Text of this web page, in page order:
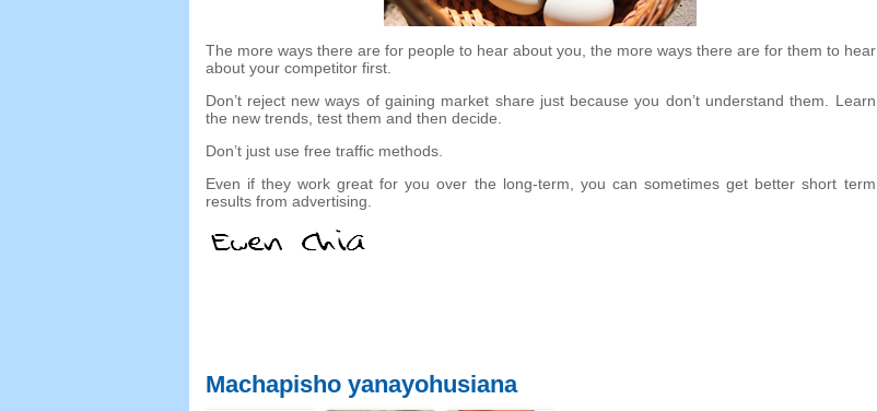
The more ways there are for people to hear about you the more ways there are for them to hear
about your competitor first.
Don’t reject new ways of gaining market share just because you don’t understand them
Learn
the new trends, test them and then decide
Don’t just use free traffic methods.
Even if they work great for you over the long-term
you can sometimes get better short term
results from advertising
Machapisho yanayohusiana